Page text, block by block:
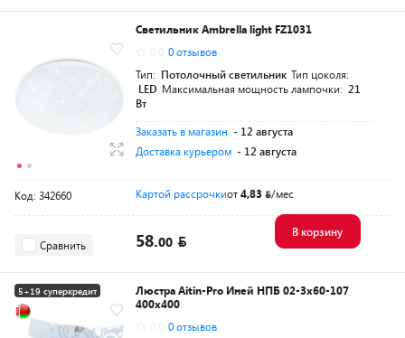
Светильник Ambrella light FZ1031
0 отзывов
Тип: Потолочный светильник Тип цоколя:
LED Максимальная мощность лампочки: 21
Вт
Заказать в магазин - 12 августа
Доставка курьером - 12 августа
Код: 342660 Картой рассрочкиот4,83 /мес
Сравнить 58.00
В корзину
5+19 суперкредит
Люстра Aitin-Pro Иней НПБ 02-3х60-107
400x400
0 отзывов